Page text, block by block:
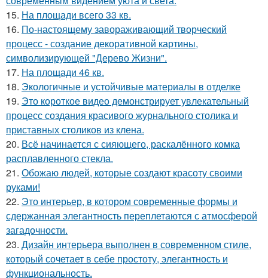
15. На площади всего 33 кв.
16. По-настоящему завораживающий творческий
процесс - создание декоративной картины,
символизирующей "Дерево Жизни".
17. На площади 46 кв.
18. Экологичные и устойчивые материалы в отделке
19. Это короткое видео демонстрирует увлекательный
процесс создания красивого журнального столика и
приставных столиков из клена.
20. Всё начинается с сияющего, раскалённого комка
расплавленного стекла.
21. Обожаю людей, которые создают красоту своими
руками!
22. Это интерьер, в котором современные формы и
сдержанная элегантность переплетаются с атмосферой
загадочности.
23. Дизайн интерьера выполнен в современном стиле,
который сочетает в себе простоту, элегантность и
функциональность.